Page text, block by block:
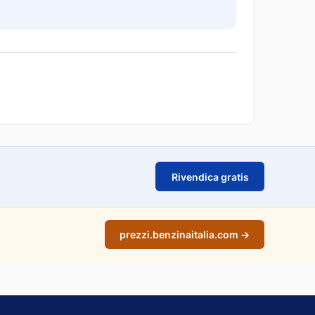
Rivendica gratis
prezzi.benzinaitalia.com →